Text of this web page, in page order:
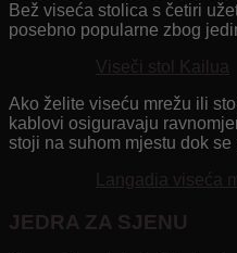
Bež viseća stolica s četiri
posebno popularne zbog
Viseči stol Kailua
Ako želite viseću mrežu ili
kablovi osiguravaju
stoji na suhom mjestu dok
Langadia viseća
JEDRA ZA SJENU